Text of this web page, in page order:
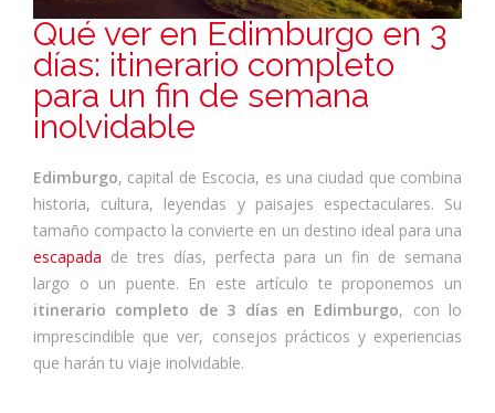
Qué ver en Edimburgo en 3
días: itinerario completo
para un fin de semana
inolvidable
Edimburgo, capital de Escocia, es una ciudad que combina
historia, cultura, leyendas y paisajes espectaculares. Su
tamaño compacto la convierte en un destino ideal para una
escapada de tres días, perfecta para un fin de semana
largo o un puente. En este artículo te proponemos un
itinerario completo de 3 días en Edimburgo, con lo
imprescindible que ver, consejos prácticos y experiencias
que harán tu viaje inolvidable.